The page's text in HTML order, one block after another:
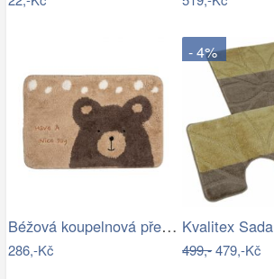
Béžová koupelnová předložka s medvídkem…
286,-Kč
- 4%
499,-479,-Kč